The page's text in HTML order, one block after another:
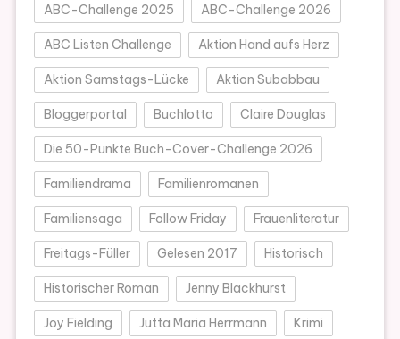
ABC-Challenge 2025 ABC-Challenge 2026
ABC Listen Challenge Aktion Hand aufs Herz
Aktion Samstags-Lücke Aktion Subabbau
Bloggerportal Buchlotto Claire Douglas
Die 50-Punkte Buch-Cover-Challenge 2026
Familiendrama Familienromanen
Familiensaga Follow Friday Frauenliteratur
Freitags-Füller Gelesen 2017 Historisch
Historischer Roman Jenny Blackhurst
Joy Fielding Jutta Maria Herrmann Krimi